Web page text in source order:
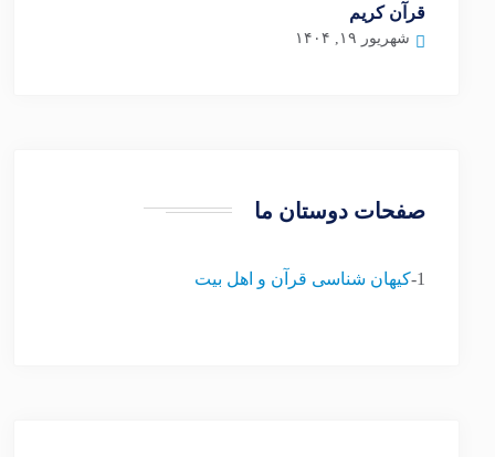
قرآن کریم
شهریور ۱۹, ۱۴۰۴
صفحات دوستان ما
1- کیهان شناسی قرآن و اهل بیت